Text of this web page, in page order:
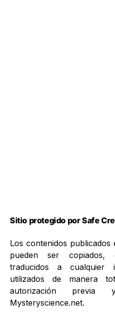
Sitio protegido por Safe
Los contenidos
pueden ser copiados,
traducidos a cualquier
utilizados de manera
autorización
Mysteryscience.net.